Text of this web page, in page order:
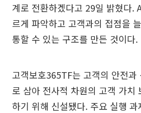
계로 전환하겠다고 29일 밝혔다.
르게 파악하고 고객과의 접점을
통할 수 있는 구조를 만든 것이다.
고객보호365TF는 고객의 안전과
로 삼아 전사적 차원의 고객 가치
하기 위해 신설됐다. 주요 실행